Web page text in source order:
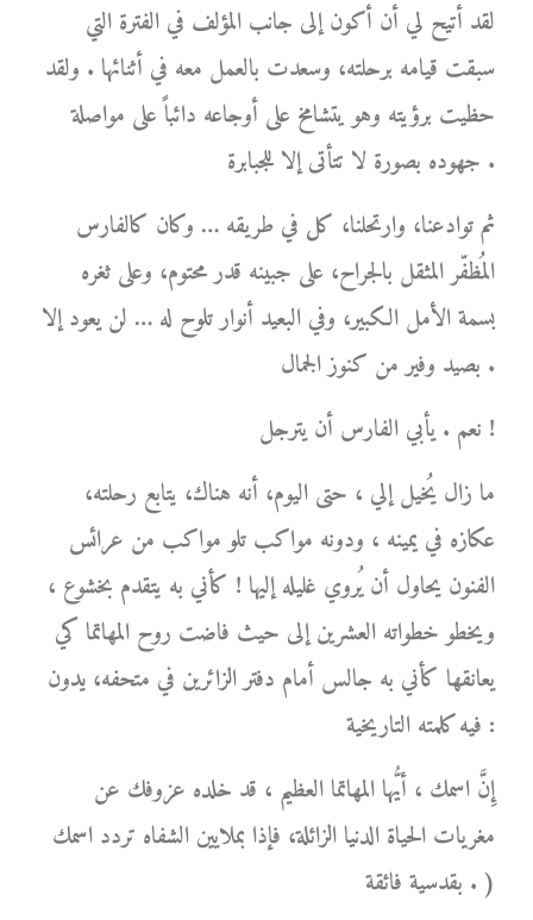
لقد أتيح لي أن أكون إلى جانب المؤلف في الفترة التي
سبقت قيامه برحلته، وسعدت بالعمل معه في أثنائها . ولقد
حظيت برؤيته وهو يتشامخ على أوجاعه دائباً على مواصلة
جهوده بصورة لا تتأتى إلا للجبابرة .
ثم توادعنا، وارتحلنا، كل في طريقه … وكان كالفارس
المُظفّر المثقل بالجراح، على جبينه قدر محتوم، وعلى ثغره
بسمة الأمل الكبير، وفي البعيد أنوار تلوح له … لن يعود إلا
بصيد وفير من كنوز الجمال .
نعم . يأبي الفارس أن يترجل !
ما زال يُخيل إلي ، حتى اليوم، أنه هناك، يتابع رحلته،
عكازه في يمينه ، ودونه مواكب تلو مواكب من عرائس
الفنون يحاول أن يُروي غليله إليها ! كأني به يتقدم بخشوع ،
ويخطو خطواته العشرين إلى حيث فاضت روح المهاتما كي
يعانقها كأني به جالس أمام دفتر الزائرين في متحفه، يدون
فيه كلمته التاريخية :
إِنَّ اسمك ، أيُّها المهاتما العظيم ، قد خلده عزوفك عن
مغريات الحياة الدنيا الزائلة، فإذا بملايين الشفاه تردد اسمك
بقدسية فائقة . )